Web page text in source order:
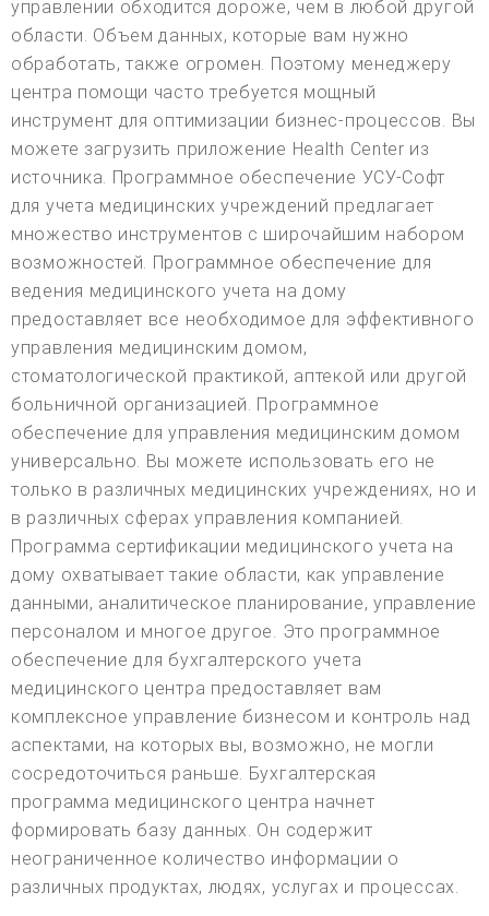
управлении обходится дороже, чем в любой другой
области. Объем данных, которые вам нужно
обработать, также огромен. Поэтому менеджеру
центра помощи часто требуется мощный
инструмент для оптимизации бизнес-процессов. Вы
можете загрузить приложение Health Center из
источника. Программное обеспечение УСУ-Софт
для учета медицинских учреждений предлагает
множество инструментов с широчайшим набором
возможностей. Программное обеспечение для
ведения медицинского учета на дому
предоставляет все необходимое для эффективного
управления медицинским домом,
стоматологической практикой, аптекой или другой
больничной организацией. Программное
обеспечение для управления медицинским домом
универсально. Вы можете использовать его не
только в различных медицинских учреждениях, но и
в различных сферах управления компанией.
Программа сертификации медицинского учета на
дому охватывает такие области, как управление
данными, аналитическое планирование, управление
персоналом и многое другое. Это программное
обеспечение для бухгалтерского учета
медицинского центра предоставляет вам
комплексное управление бизнесом и контроль над
аспектами, на которых вы, возможно, не могли
сосредоточиться раньше. Бухгалтерская
программа медицинского центра начнет
формировать базу данных. Он содержит
неограниченное количество информации о
различных продуктах, людях, услугах и процессах.